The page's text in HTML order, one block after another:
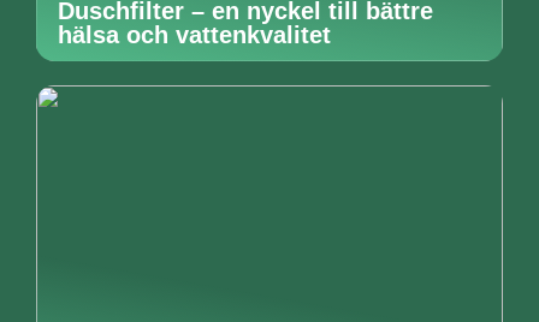
Duschfilter – en nyckel till bättre
hälsa och vattenkvalitet